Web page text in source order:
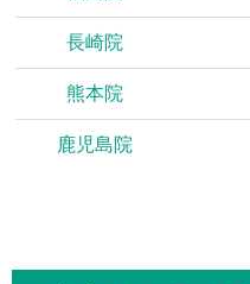
長崎院
熊本院
鹿児島院